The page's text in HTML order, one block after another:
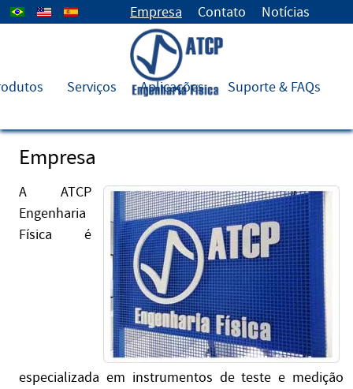
Select your language Empresa Contato Notícias
Serviços Aplicações Suporte & FAQs
Empresa
A ATCP
Engenharia
Física é
especializada em instrumentos de teste e medição